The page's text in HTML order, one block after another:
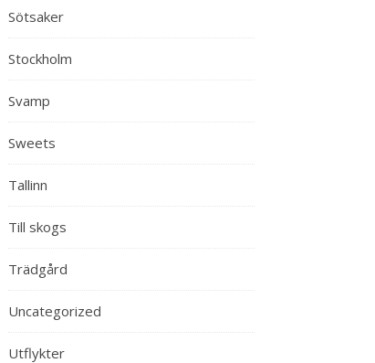
Sötsaker
Stockholm
Svamp
Sweets
Tallinn
Till skogs
Trädgård
Uncategorized
Utflykter